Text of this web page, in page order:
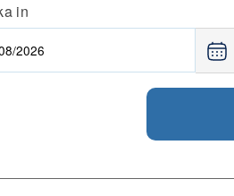
in